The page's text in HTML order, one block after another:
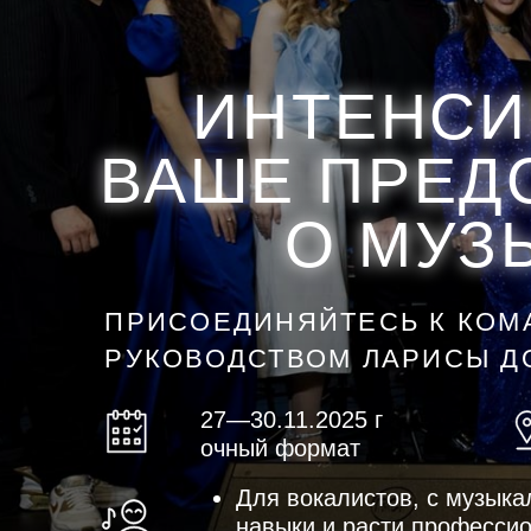
ПРИСОЕДИНЯЙТЕСЬ К
РУКОВОДСТВОМ ЛАРИСЫ
ВАШЕ
О
ВАШЕ
О
НАБОР ЗАВЕРШЕН
Для вокалистов, с
навыки и расти
Для музыкальных педагогов,
27—30.11.2025 г
очный формат